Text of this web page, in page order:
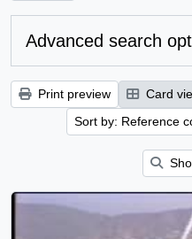
Advanced search
Print preview Card
Sort by: Reference